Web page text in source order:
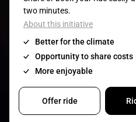
© 2008-2026- Apache Productions
POLICY|ALGEMENE VOORWAARDEN
Contact:GENERAL| PARTNERSHIPS
NEIGHBOURS
Photos: Ann Kermans - Hans Van Hoof
Lancker - Tim Tronckoe - Elsie
Claus Christa - Devid Camerlynck